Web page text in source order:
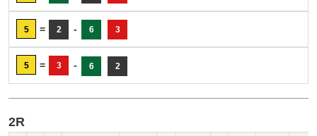
5 = 2 - 6 3
5 = 3 - 6 2
2R